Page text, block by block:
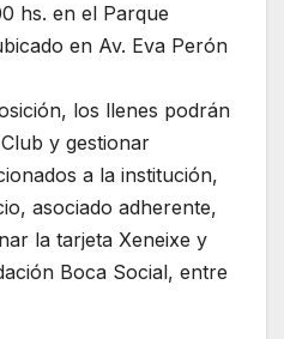
hs. en el Parque
en Av. Eva Perón
los llenes podrán
y gestionar
a la institución,
asociado adherente,
la tarjeta Xeneixe y
Boca Social, entre